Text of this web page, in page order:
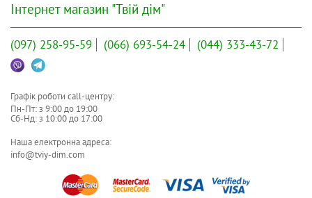
Інтернет магазин "Твій дім"
(097) 258-95-59 (066) 693-54-24 (044) 333-43-72
Графік роботи call-центру:
Пн-Пт: з 9:00до 19:00
Сб-Нд: з 10:00до 17:00
Наша електронна адреса:
info@tviy-dim.com